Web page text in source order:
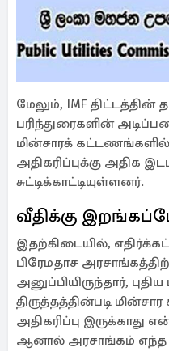
மேலும், IMF திட்டத்தின்
பரிந்துரைகளின்
மின்சாரக் கட்டணங்களில்
அதிகரிப்புக்கு அதிக
சுட்டிக்காட்டியுள்ளனர்.
வீதிக்கு
இதற்கிடையில்,
பிரேமதாச
அனுப்பியிருந்தார்,
திருத்தத்தின்படி
அதிகரிப்பு இருக்காது
ஆனால் அரசாங்கம் எந்த